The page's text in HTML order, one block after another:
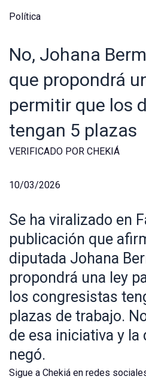
Política
No, Johana
que propondrá
permitir que los
tengan 5 plazas
VERIFICADO POR CHEKIÁ
10/03/2026
Se ha viralizado en
publicación que
diputada Johana
propondrá una ley
los congresistas
plazas de trabajo.
de esa iniciativa y la
negó.
Sigue a Chekiá en redes